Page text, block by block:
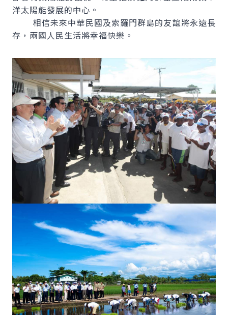
洋太陽能發展的中心。
相信未來中華民國及索羅門群島的友誼將永遠長
存，兩國人民生活將幸福快樂。